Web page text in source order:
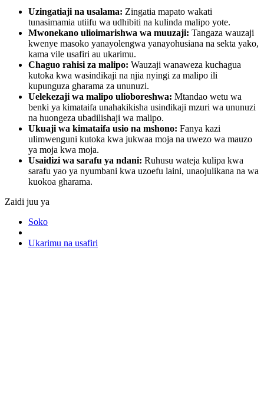
Uzingatiaji na usalama: Zingatia mapato wakati
tunasimamia utiifu wa udhibiti na kulinda malipo yote.
Mwonekano ulioimarishwa wa muuzaji: Tangaza wauzaji
kwenye masoko yanayolengwa yanayohusiana na sekta yako,
kama vile usafiri au ukarimu.
Chaguo rahisi za malipo: Wauzaji wanaweza kuchagua
kutoka kwa wasindikaji na njia nyingi za malipo ili
kupunguza gharama za ununuzi.
Uelekezaji wa malipo ulioboreshwa: Mtandao wetu wa
benki ya kimataifa unahakikisha usindikaji mzuri wa ununuzi
na huongeza ubadilishaji wa malipo.
Ukuaji wa kimataifa usio na mshono: Fanya kazi
ulimwenguni kutoka kwa jukwaa moja na uwezo wa mauzo
ya moja kwa moja.
Usaidizi wa sarafu ya ndani: Ruhusu wateja kulipa kwa
sarafu yao ya nyumbani kwa uzoefu laini, unaojulikana na wa
kuokoa gharama.
Zaidi juu ya
Soko
Ukarimu na usafiri